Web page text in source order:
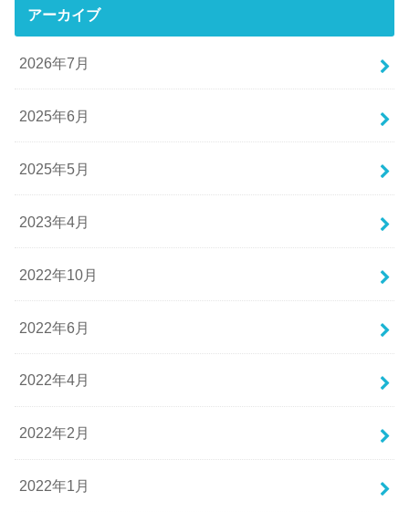
アーカイブ
2026年7月
2025年6月
2025年5月
2023年4月
2022年10月
2022年6月
2022年4月
2022年2月
2022年1月